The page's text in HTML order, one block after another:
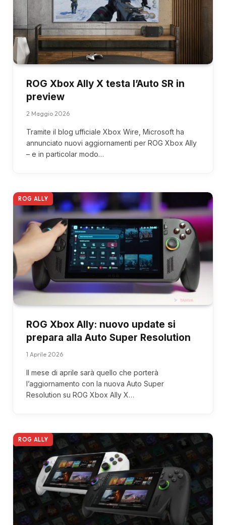
ROG Xbox Ally X testa l’Auto SR in
preview
2 Maggio 2026
Tramite il blog ufficiale Xbox Wire, Microsoft ha
annunciato nuovi aggiornamenti per ROG Xbox Ally
– e in particolar modo…
ROG ALLY
ROG Xbox Ally: nuovo update si
prepara alla Auto Super Resolution
1 Aprile 2026
Il mese di aprile sarà quello che porterà
l’aggiornamento con la nuova Auto Super
Resolution su ROG Xbox Ally X…
ROG ALLY